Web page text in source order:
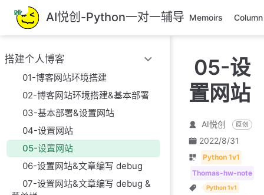
跳
至
主
要
內
AI悦创-Python一对一辅导 Memoirs Column
搭建个人博客
01-博客网站环境搭建
02-博客网站环境搭建&基本部署
03-基本部署&设置网站
04-设置网站
05-设置网站
06-设置网站&文章编写 debug
07-设置网站&文章编写 debug &
05-设
置网站
AI悦创 原创
2022/8/31
Python 1v1
Thomas-hw-note
Python 1v1